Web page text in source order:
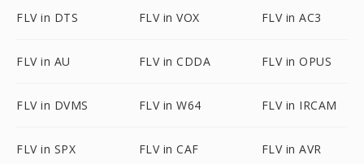
FLV in DTS FLV in VOX FLV in AC3
FLV in AU FLV in CDDA FLV in OPUS
FLV in DVMS FLV in W64 FLV in IRCAM
FLV in SPX FLV in CAF FLV in AVR